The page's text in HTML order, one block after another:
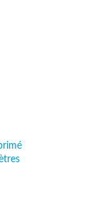
était :